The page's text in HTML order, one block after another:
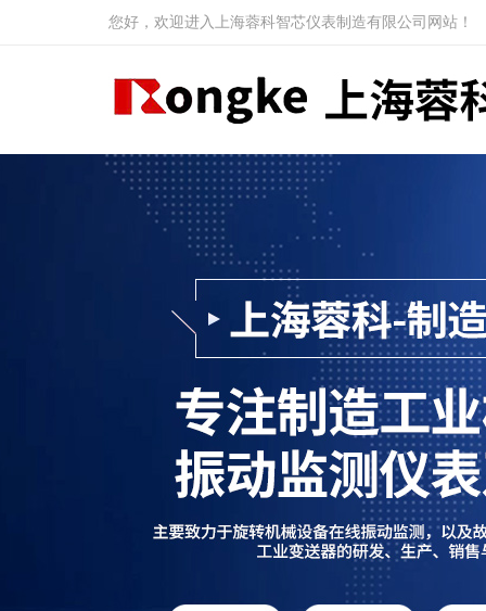
您好，欢迎进入上海蓉科智芯仪表制造有限公司网站！